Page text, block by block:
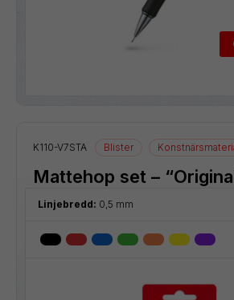
K110-V7STA Blister
Mattehop set –
Linjebredd: 0,5 mm